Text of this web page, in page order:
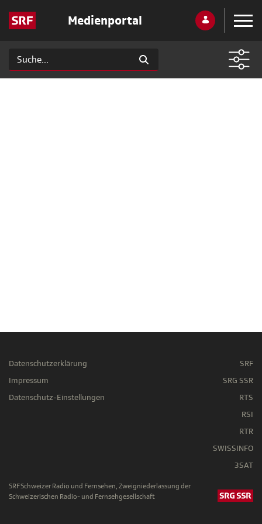
Medienportal
Datenschutzerklärung
Impressum
Datenschutz-Einstellungen
SRF
SRG SSR
RTS
RSI
RTR
SWISSINFO
3SAT
SRF Schweizer Radio und Fernsehen, Zweigniederlassung der
Schweizerischen Radio- und Fernsehgesellschaft